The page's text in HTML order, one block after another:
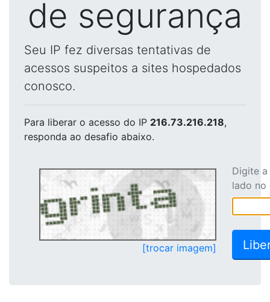
de segurança
Seu IP fez diversas tentativas de
acessos suspeitos a sites hospedados
conosco.
Para liberar o acesso do IP 216.73.216.218,
responda ao desafio abaixo.
[trocar imagem]
Digite
lado no